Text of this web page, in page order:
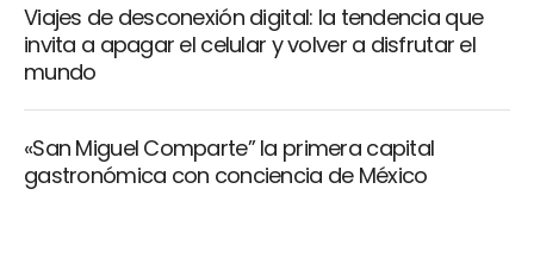
Viajes de desconexión digital: la tendencia que
invita a apagar el celular y volver a disfrutar el
mundo
«San Miguel Comparte” la primera capital
gastronómica con conciencia de México